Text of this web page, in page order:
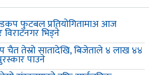
फुटबल प्रतियोगितामाअ आज
भिड्ने
चैत तेस्रो सातादेखि, बिजेताले ४ लाख ४४
पाउने